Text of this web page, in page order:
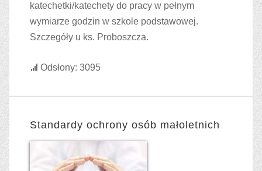
katechetki/katechety do pracy w pełnym
wymiarze godzin w szkole podstawowej.
Szczegóły u ks. Proboszcza.
Odsłony: 3095
Standardy ochrony osób małoletnich